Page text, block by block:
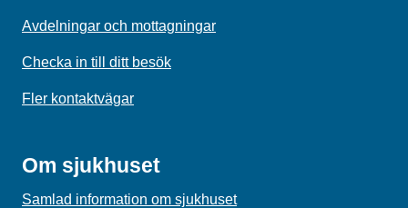
Avdelningar och mottagningar
Checka in till ditt besök
Fler kontaktvägar
Om sjukhuset
Samlad information om sjukhuset